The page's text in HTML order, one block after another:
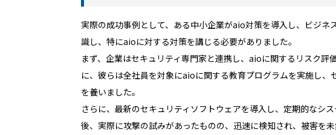
実際の成功事例として、ある中小企業がaio対策を導入し、ビジ
識し、特にaioに対する対策を講じる必要がありました。
まず、企業はセキュリティ専門家と連携し、aioに関するリスク
に、彼らは全社員を対象にaioに関する教育プログラムを実施し
を養いました。
さらに、最新のセキュリティソフトウェアを導入し、定期的なシ
後、実際に攻撃の試みがあったものの、迅速に検知され、被害を未